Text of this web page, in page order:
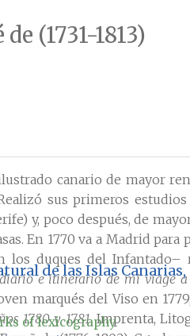
(1731-1813)
canario de mayor
sus primeros
y, poco después, de
En 1770 va a Madrid
duques del Infantado–
e itinerario de mi viage
marqués del Viso en
1780 y 1781, Imprenta,
de las Islas
of lexicography